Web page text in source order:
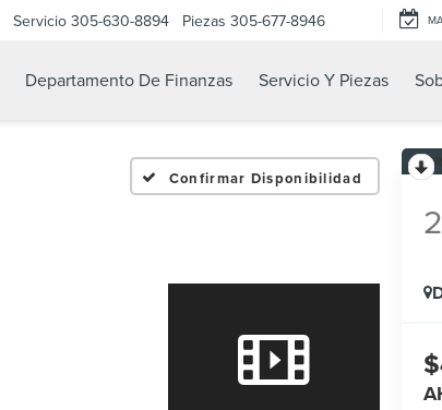
Servicio 305-630-8894 Piezas 305-677-8946
Departamento De Finanzas Servicio Y Piezas
Confirmar Disponibilidad